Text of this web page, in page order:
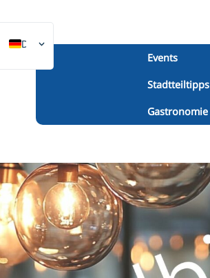
EN
IT
DA
SV
FR
PT
Events
Stadtteiltipps
Gastronomie